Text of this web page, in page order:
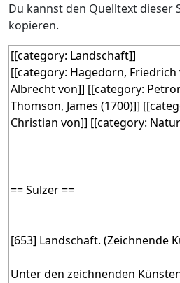
Du kannst den Quelltext dieser
kopieren.